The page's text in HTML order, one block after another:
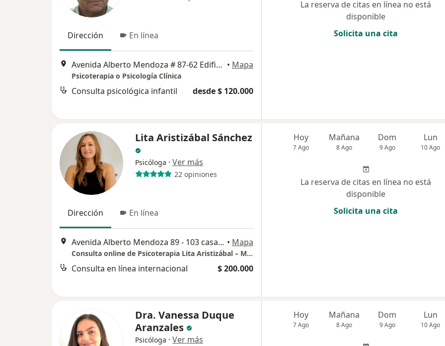
Dirección En línea
Avenida Alberto Mendoza # 87-62 Edificio Bambú 407, Manizales • Mapa
Psicoterapia o Psicología Clínica
Consulta psicológica infantil desde $ 120.000
La reserva de citas en línea no está
disponible
Solicita una cita
Lita Aristizábal Sánchez
Psicóloga · Ver más
22 opiniones
Dirección En línea
Avenida Alberto Mendoza 89 - 103 casa 3, Manizales • Mapa
Consulta online de Psicoterapia Lita Aristizábal – Manizales
Consulta en línea internacional $ 200.000
Hoy
7 Ago
Mañana
8 Ago
Dom
9 Ago
Lun
10 Ago
La reserva de citas en línea no está
disponible
Solicita una cita
Dra. Vanessa Duque
Aranzales
Psicóloga · Ver más
Hoy
7 Ago
Mañana
8 Ago
Dom
9 Ago
Lun
10 Ago